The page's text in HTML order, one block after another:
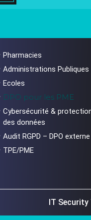
Pharmacies
Administrations Publiques
Ecoles
DPO pour les PME
Cybersécurité &
des données
Audit RGPD – DPO externe
TPE/PME
IT Security